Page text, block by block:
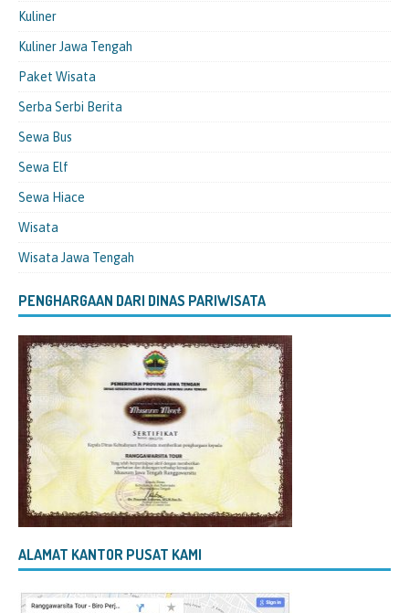
Kuliner
Kuliner Jawa Tengah
Paket Wisata
Serba Serbi Berita
Sewa Bus
Sewa Elf
Sewa Hiace
Wisata
Wisata Jawa Tengah
PENGHARGAAN DARI DINAS PARIWISATA
ALAMAT KANTOR PUSAT KAMI